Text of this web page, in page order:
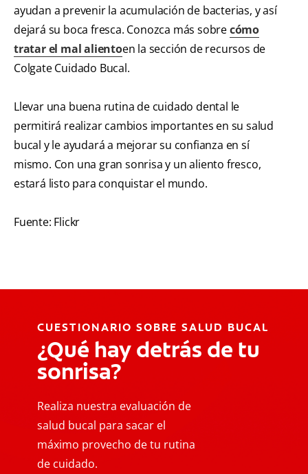
ayudan a prevenir la acumulación de bacterias, y así
dejará su boca fresca. Conozca más sobrecómo
tratar el mal alientoen la sección de recursos de
Colgate Cuidado Bucal.
Llevar una buena rutina de cuidado dental le
permitirá realizar cambios importantes en su salud
bucal y le ayudará a mejorar su confianza en sí
mismo. Con una gran sonrisa y un aliento fresco,
estará listo para conquistar el mundo.
Fuente: Flickr
CUESTIONARIO SOBRE SALUD BUCAL
¿Qué hay detrás de tu
sonrisa?
Realiza nuestra evaluación de
salud bucal para sacar el
máximo provecho de tu rutina
de cuidado.